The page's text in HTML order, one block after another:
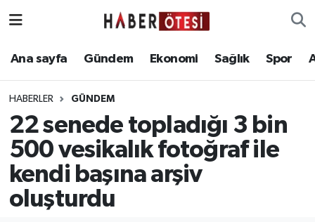
Ana sayfa Gündem Ekonomi Sağlık Spor
HABERLER GÜNDEM
22 senede topladığı 3 bin
500 vesikalık fotoğraf ile
kendi başına arşiv
oluşturdu
Ana sayfa
Ekonomi
Sağlık
Spor
Eskişehir Nöbetçi Eczaneler
Eskişehir Namaz Vakitleri
Eskişehir Trafik Yoğunluk Haritası
Süper Lig Puan Durumu ve Fikstür